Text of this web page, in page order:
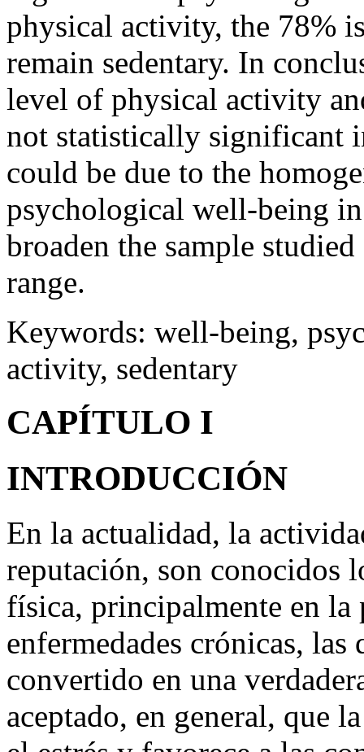
high level of
physical activity, the 78%
remain sedentary. In
level of physical activity
not statistically significant
could be due to the
psychological well-being
broaden the sample
range.
Keywords: well-being,
activity, sedentary
CAPÍTULO I
INTRODUCCIÓN
En la actualidad, la
reputación, son conocidos
física, principalmente en la
enfermedades crónicas, las
convertido en una